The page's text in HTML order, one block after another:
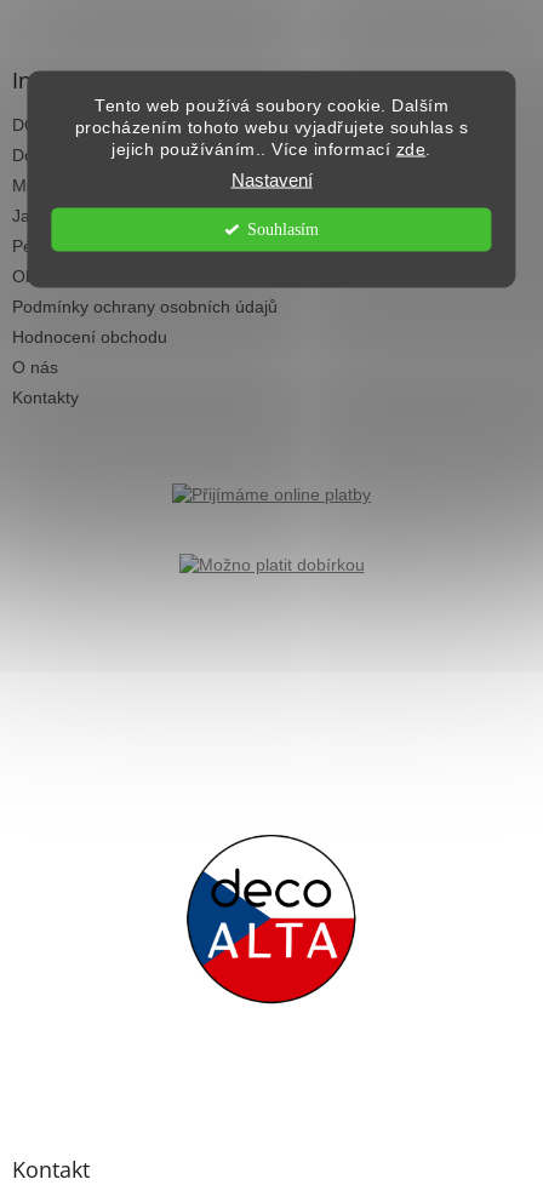
Tento web používá soubory cookie. Dalším
procházením tohoto webu vyjadřujete souhlas s
jejich používáním.. Více informací zde
Nastavení
Souhlasím
Informace pro vás
DOPRAVA NAD 2.500,- KČ ZDARMA
Dodací termíny
Možnosti platby
Jak vybrat koberec do každé místnosti
Péče a čištění koberců
Obchodní podmínky
Podmínky ochrany osobních údajů
Hodnocení obchodu
O nás
Kontakty
Kontakt